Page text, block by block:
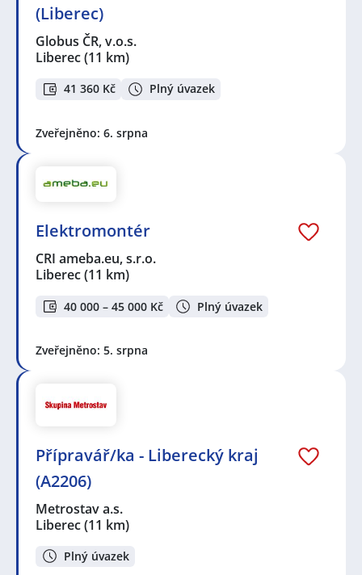
(Liberec)
Globus ČR, v.o.s.
Liberec(11 km)
41 360 Kč Plný úvazek
Zveřejněno: 6. srpna
Elektromontér
CRI ameba.eu, s.r.o.
Liberec(11 km)
40 000 – 45 000 Kč Plný úvazek
Zveřejněno: 5. srpna
Přípravář/ka - Liberecký kraj
(A2206)
Metrostav a.s.
Liberec(11 km)
Plný úvazek